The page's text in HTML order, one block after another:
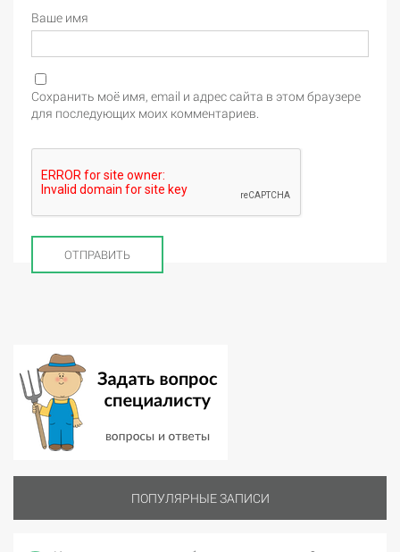
Ваше имя
Сохранить моё имя, email и адрес сайта в этом браузере
для последующих моих комментариев.
ПОПУЛЯРНЫЕ ЗАПИСИ